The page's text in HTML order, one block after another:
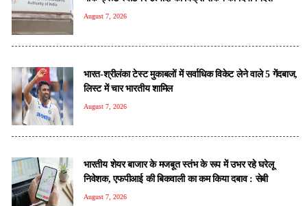
August 7, 2026
भारत-श्रीलंका टेस्ट मुकाबलों में सर्वाधिक विकेट लेने वाले 5 गेंदबाज,
लिस्ट में चार भारतीय शामिल
August 7, 2026
भारतीय शेयर बाजार के मजबूत स्तंभ के रूप में उभर रहे घरेलू
निवेशक, एफपीआई की बिकवाली का कम किया दबाव : सेबी
August 7, 2026